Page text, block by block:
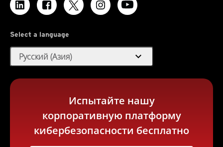
Select a language
Русский (Азия) expand_more
Испытайте нашу
корпоративную платформу
кибербезопасности бесплатно